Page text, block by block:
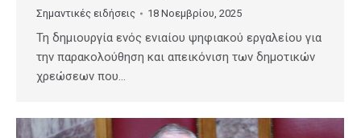
Σημαντικές ειδήσεις 18 Νοεμβρίου, 2025
Τη δημιουργία ενός ενιαίου ψηφιακού εργαλείου για
την παρακολούθηση και απεικόνιση των δημοτικών
χρεώσεων που…